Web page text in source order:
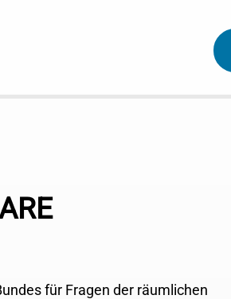
für Fragen der räumlichen